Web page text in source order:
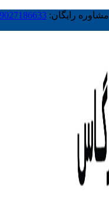
مشاوره رایگان: